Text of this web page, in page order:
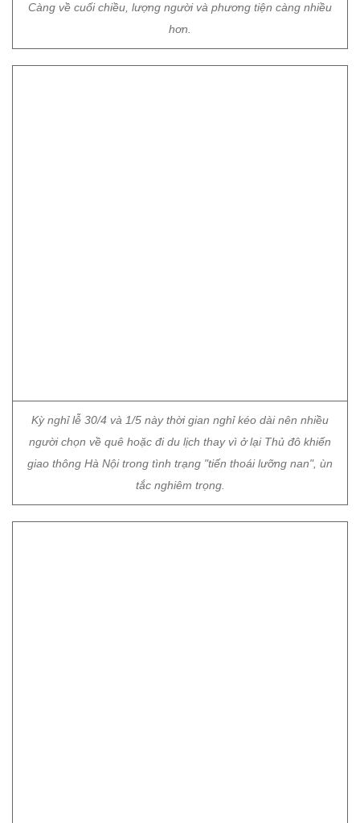
Càng về cuối chiều, lượng người và phương tiện càng nhiều
hơn.
Kỳ nghỉ lễ 30/4 và 1/5 này thời gian nghỉ kéo dài nên nhiều
người chọn về quê hoặc đi du lịch thay vì ở lại Thủ đô khiến
giao thông Hà Nội trong tình trạng "tiến thoái lưỡng nan", ùn
tắc nghiêm trọng.